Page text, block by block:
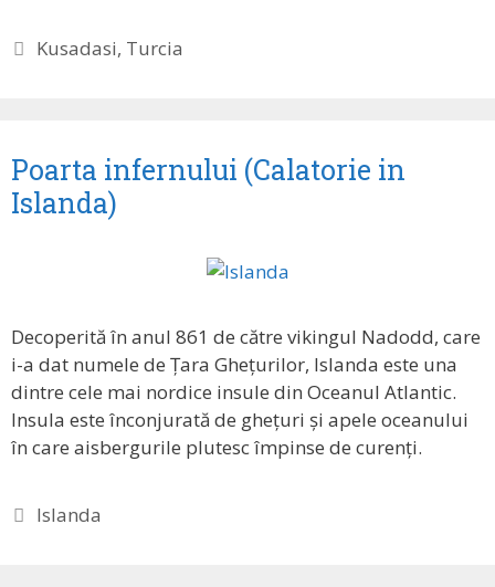
Etichete
Kusadasi, Turcia
Poarta infernului (Calatorie in
Islanda)
Decoperită în anul 861 de către vikingul Nadodd, care
i-a dat numele de Țara Ghețurilor, Islanda este una
dintre cele mai nordice insule din Oceanul Atlantic.
Insula este înconjurată de ghețuri și apele oceanului
în care aisbergurile plutesc împinse de curenți.
Etichete
Islanda